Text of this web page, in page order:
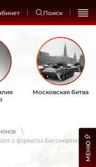
Поиск
Московская битва
о форматах Бессмертного МЕНЮ